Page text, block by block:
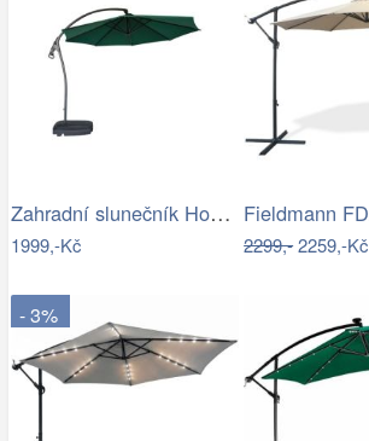
Zahradní slunečník Houseland Vortexa…
1999,-Kč 2299,-2259,-Kč
- 3%